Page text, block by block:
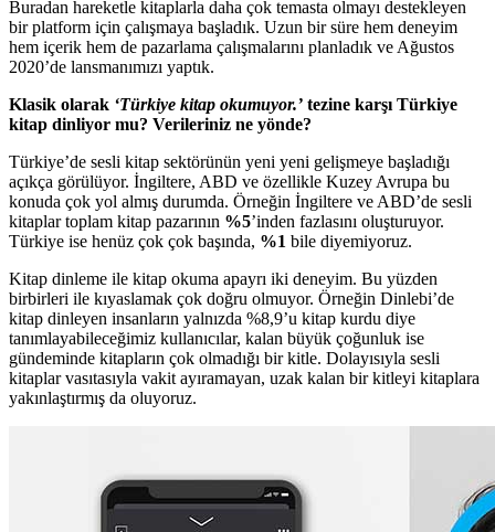
Buradan hareketle kitaplarla daha çok temasta olmayı destekleyen
bir platform için çalışmaya başladık. Uzun bir süre hem deneyim
hem içerik hem de pazarlama çalışmalarını planladık ve Ağustos
2020’de lansmanımızı yaptık.
Klasik olarak ‘Türkiye kitap okumuyor.’ tezine karşı Türkiye
kitap dinliyor mu? Verileriniz ne yönde?
Türkiye’de sesli kitap sektörünün yeni yeni gelişmeye başladığı
açıkça görülüyor. İngiltere, ABD ve özellikle Kuzey Avrupa bu
konuda çok yol almış durumda. Örneğin İngiltere ve ABD’de sesli
kitaplar toplam kitap pazarının %5’inden fazlasını oluşturuyor.
Türkiye ise henüz çok çok başında, %1 bile diyemiyoruz.
Kitap dinleme ile kitap okuma apayrı iki deneyim. Bu yüzden
birbirleri ile kıyaslamak çok doğru olmuyor. Örneğin Dinlebi’de
kitap dinleyen insanların yalnızda %8,9’u kitap kurdu diye
tanımlayabileceğimiz kullanıcılar, kalan büyük çoğunluk ise
gündeminde kitapların çok olmadığı bir kitle. Dolayısıyla sesli
kitaplar vasıtasıyla vakit ayıramayan, uzak kalan bir kitleyi kitaplara
yakınlaştırmış da oluyoruz.